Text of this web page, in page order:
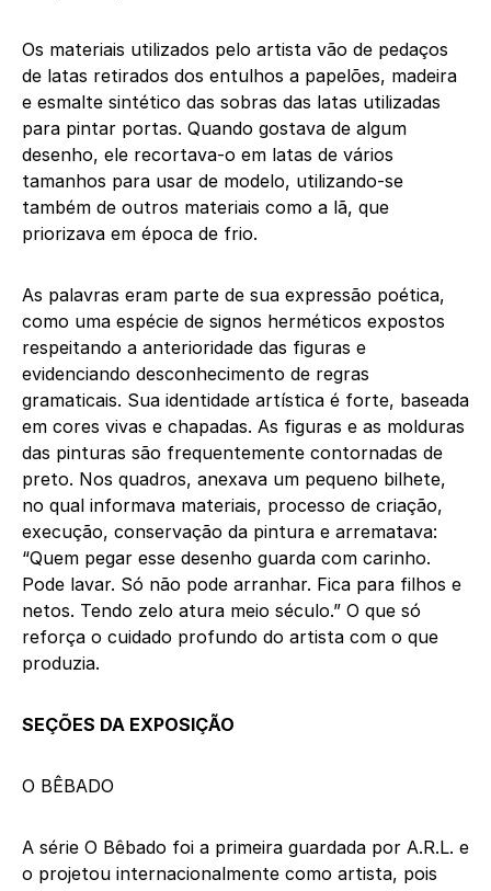
Os materiais utilizados pelo artista vão de pedaços
de latas retirados dos entulhos a papelões, madeira
e esmalte sintético das sobras das latas utilizadas
para pintar portas. Quando gostava de algum
desenho, ele recortava-o em latas de vários
tamanhos para usar de modelo, utilizando-se
também de outros materiais como a lã, que
priorizava em época de frio.
As palavras eram parte de sua expressão poética,
como uma espécie de signos herméticos expostos
respeitando a anterioridade das figuras e
evidenciando desconhecimento de regras
gramaticais. Sua identidade artística é forte, baseada
em cores vivas e chapadas. As figuras e as molduras
das pinturas são frequentemente contornadas de
preto. Nos quadros, anexava um pequeno bilhete,
no qual informava materiais, processo de criação,
execução, conservação da pintura e arrematava:
“Quem pegar esse desenho guarda com carinho.
Pode lavar. Só não pode arranhar. Fica para filhos e
netos. Tendo zelo atura meio século.” O que só
reforça o cuidado profundo do artista com o que
produzia.
SEÇÕES DA EXPOSIÇÃO
O BÊBADO
A série O Bêbado foi a primeira guardada por A.R.L. e
o projetou internacionalmente como artista, pois